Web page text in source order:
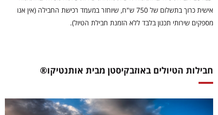
אישית כרוך בתשלום של 750 ש"ח, שיוחזר במעמד רכישת החבילה (אין אנו
מספקים שירותי תכנון בלבד ללא הזמנת חבילת הטיול).
חבילות הטיולים באוזבקיסטן מבית אותנטיקו®